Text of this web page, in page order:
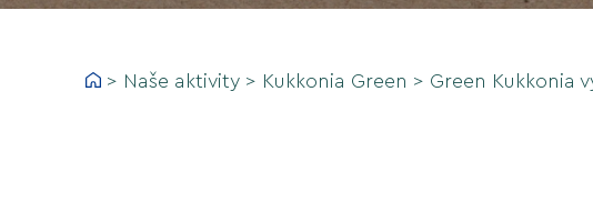
> Naše aktivity > Kukkonia Green > Green Kukkonia